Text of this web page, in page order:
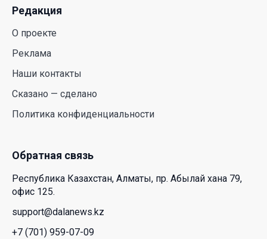
28 Июл. 2026 10:39
Новые ориентиры экономического партнерства:
какие возможности открывает форум
Межпартийные теледебаты выйдут в эфире
23 Июл. 2026 21:15
Казахстан сохраняет лидерство в Центральной
Азии по устойчивости инвестиционного рынка
23 Июл. 2026 15:39
Редакция
О проекте
Реклама
Наши контакты
Сказано — сделано
Политика конфиденциальности
Обратная связь
Республика Казахстан, Алматы, пр. Абылай хана 79,
офис 125.
support@dalanews.kz
+7 (701) 959-07-09